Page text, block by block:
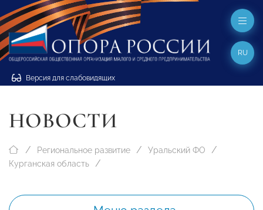
Версия для слабовидящих
RU
НОВОСТИ
Региональное развитие
Уральский ФО
Курганская область